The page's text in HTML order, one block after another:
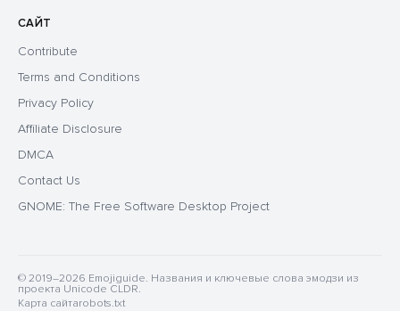
САЙТ
Contribute
Terms and Conditions
Privacy Policy
Affiliate Disclosure
DMCA
Contact Us
GNOME: The Free Software Desktop Project
© 2019–2026 Emojiguide. Названия и ключевые слова эмодзи из
проекта Unicode CLDR.
Карта сайтаrobots.txt